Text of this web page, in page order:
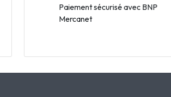
Paiement sécurisé avec BNP
Mercanet